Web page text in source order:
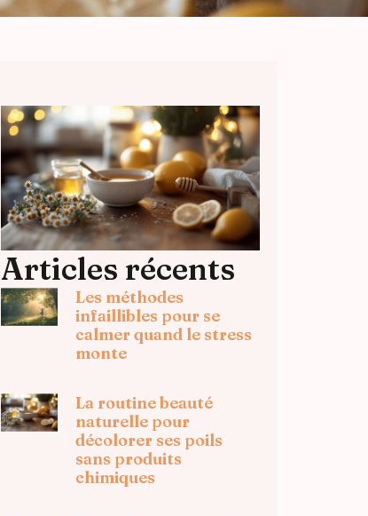
Articles récents
Les méthodes
infaillibles pour se
calmer quand le stress
monte
La routine beauté
naturelle pour
décolorer ses poils
sans produits
chimiques